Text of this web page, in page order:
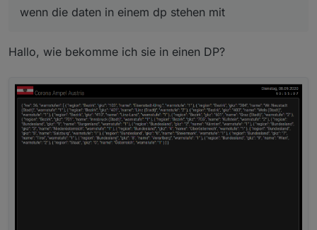
log(myJson[i].name +" gkz : "+
wenn die daten in einem dp stehen mit
Hallo, wie bekomme ich sie in einen DP?